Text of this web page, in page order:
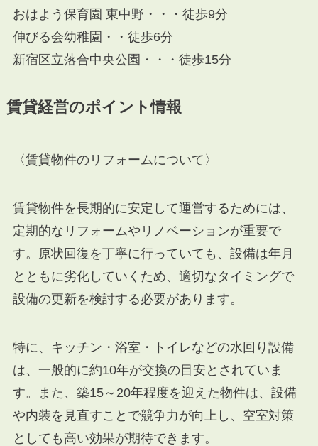
おはよう保育園 東中野・・・徒歩9分
伸びる会幼稚園・・徒歩6分
新宿区立落合中央公園・・・徒歩15分
賃貸経営のポイント情報
〈賃貸物件のリフォームについて〉
賃貸物件を長期的に安定して運営するためには、
定期的なリフォームやリノベーションが重要で
す。原状回復を丁寧に行っていても、設備は年月
とともに劣化していくため、適切なタイミングで
設備の更新を検討する必要があります。
特に、キッチン・浴室・トイレなどの水回り設備
は、一般的に約10年が交換の目安とされていま
す。また、築15～20年程度を迎えた物件は、設備
や内装を見直すことで競争力が向上し、空室対策
としても高い効果が期待できます。